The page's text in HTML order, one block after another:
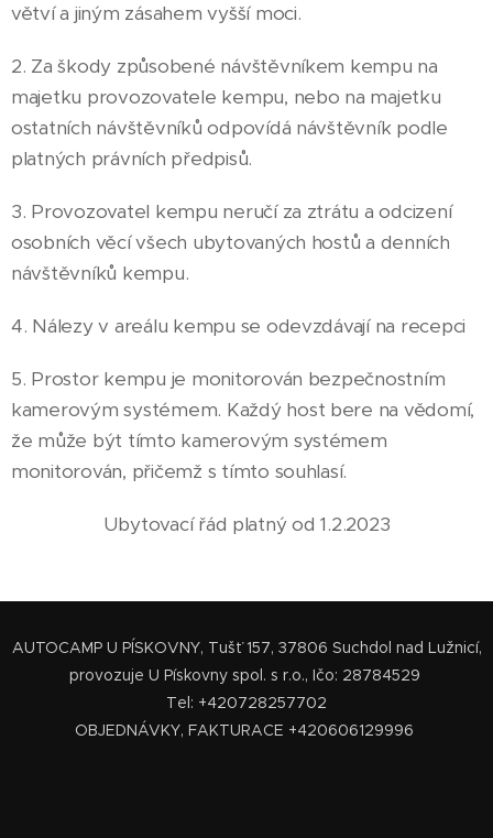
větví a jiným zásahem vyšší moci.
2. Za škody způsobené návštěvníkem kempu na
majetku provozovatele kempu, nebo na majetku
ostatních návštěvníků odpovídá návštěvník podle
platných právních předpisů.
3. Provozovatel kempu neručí za ztrátu a odcizení
osobních věcí všech ubytovaných hostů a denních
návštěvníků kempu.
4. Nálezy v areálu kempu se odevzdávají na recepci
5. Prostor kempu je monitorován bezpečnostním
kamerovým systémem. Každý host bere na vědomí,
že může být tímto kamerovým systémem
monitorován, přičemž s tímto souhlasí.
Ubytovací řád platný od 1.2.2023
AUTOCAMP U PÍSKOVNY, Tušť 157, 37806 Suchdol nad Lužnicí,
provozuje U Pískovny spol. s r.o., Ičo: 28784529
Tel: +420728257702
OBJEDNÁVKY, FAKTURACE +420606129996